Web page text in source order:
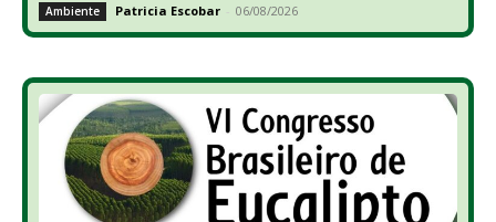
Ambiente Patricia Escobar - 06/08/2026